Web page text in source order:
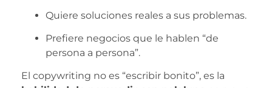
Quiere soluciones reales a sus problemas.
Prefiere negocios que le hablen “de
persona a persona”.
El copywriting no es “escribir bonito”, es la